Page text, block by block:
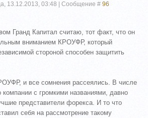
13.12.2013, 03:48 | Сообщение # 96
Гранд Капитал считаю, тот факт, что он
вниманием КРОУФР, который
стороной способен защитить
и все сомнения рассеялись. В числе
компании с громкими названиями, давно
представители форекса. И то что
себя на рассмотрение такому